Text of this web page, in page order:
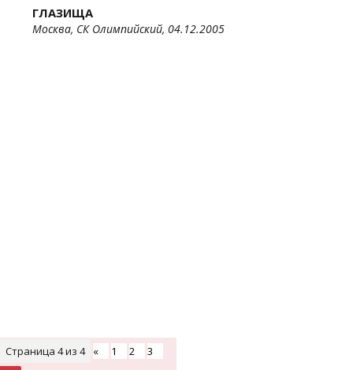
ГЛАЗИЩА
Москва, СК Олимпийский, 04.12.2005
Страница 4из 4 « 1 2
3